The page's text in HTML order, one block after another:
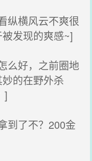
纵横风云不爽很
发现的爽感~]
么好，之前圈地
的在野外杀
]
到了不？200金